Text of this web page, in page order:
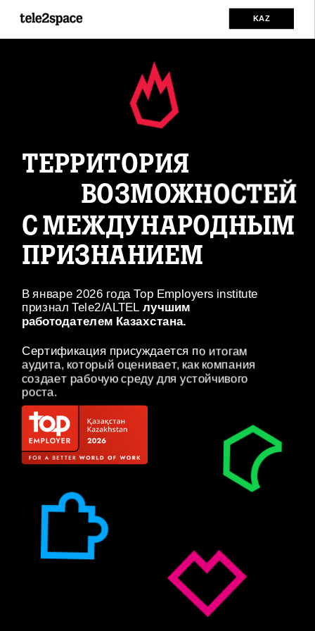
ТЕРРИТОРИЯ
ВОЗМОЖНОСТЕЙ
С МЕЖДУНАРОДНЫМ
ПРИЗНАНИЕМ
В январе 2026 года Top Employers institute
признал Tele2/ALTEL лучшим
работодателем Казахстана.
Сертификация присуждается по итогам
аудита, который оценивает, как компания
создает рабочую среду для устойчивого
роста.
KAZ